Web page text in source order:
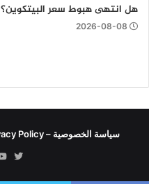
هل انتهى هبوط سعر البيتكوين؟
2026-08-08
سياسة الخصوصية – Privacy Policy